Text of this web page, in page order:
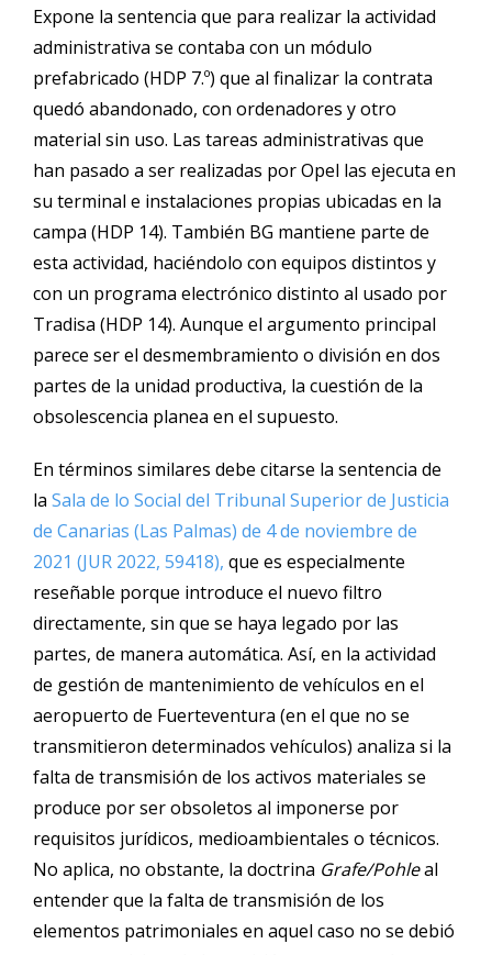
Expone la sentencia que para realizar la actividad
administrativa se contaba con un módulo
prefabricado (HDP 7.º) que al finalizar la contrata
quedó abandonado, con ordenadores y otro
material sin uso. Las tareas administrativas que
han pasado a ser realizadas por Opel las ejecuta en
su terminal e instalaciones propias ubicadas en la
campa (HDP 14). También BG mantiene parte de
esta actividad, haciéndolo con equipos distintos y
con un programa electrónico distinto al usado por
Tradisa (HDP 14). Aunque el argumento principal
parece ser el desmembramiento o división en dos
partes de la unidad productiva, la cuestión de la
obsolescencia planea en el supuesto.
En términos similares debe citarse la sentencia de
la Sala de lo Social del Tribunal Superior de Justicia
de Canarias (Las Palmas) de 4 de noviembre de
2021 (JUR 2022, 59418), que es especialmente
reseñable porque introduce el nuevo filtro
directamente, sin que se haya legado por las
partes, de manera automática. Así, en la actividad
de gestión de mantenimiento de vehículos en el
aeropuerto de Fuerteventura (en el que no se
transmitieron determinados vehículos) analiza si la
falta de transmisión de los activos materiales se
produce por ser obsoletos al imponerse por
requisitos jurídicos, medioambientales o técnicos.
No aplica, no obstante, la doctrina Grafe/Pohleal
entender que la falta de transmisión de los
elementos patrimoniales en aquel caso no se debió